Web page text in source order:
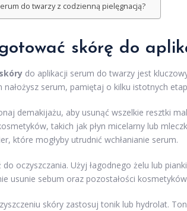
do twarzy z codzienną pielęgnacją?
skórę do
do aplikacji serum do twarzy jest
nałożysz serum, pamiętaj o kilku istotnych
demakijażu, aby usunąć wszelkie resztki
takich jak płyn micelarny lub
które mogłyby utrudnić wchłanianie serum.
do oczyszczania. Użyj łagodnego żelu lub
usunie sebum oraz pozostałości
skóry zastosuj tonik lub hydrolat.